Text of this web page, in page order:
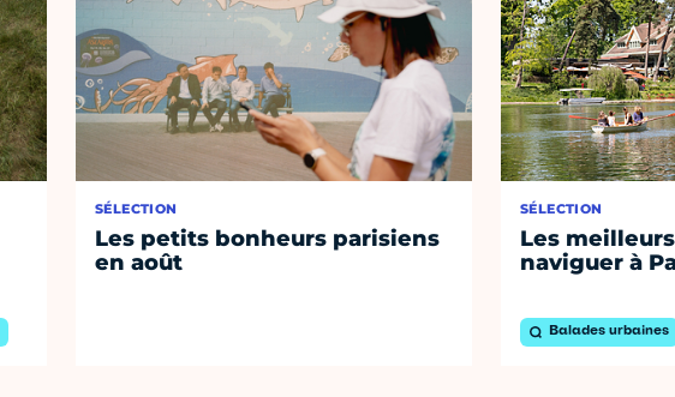
SÉLECTION
Les petits bonheurs parisiens
en août
SÉLECTION
Les
naviguer à
Balades urbaines